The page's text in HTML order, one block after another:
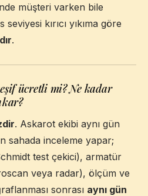
müşteri varken bile
seviyesi kırıcı yıkıma göre
.
ücretli mi? Ne kadar
. Askarot ekibi aynı gün
sahada inceleme yapar;
test çekici), armatür
veya radar), ölçüm ve
sonrası aynı gün